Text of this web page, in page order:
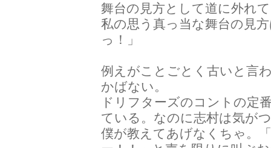
舞台の見方として道に外れ
私の思う真っ当な舞台の見
っ！」
例えがことごとく古いと言
かばない。
ドリフターズのコントの
ている。なのに志村は気が
僕が教えてあげなくちゃ。